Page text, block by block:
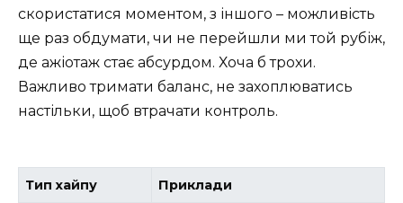
скористатися моментом, з іншого – можливість
ще раз обдумати, чи не перейшли ми той рубіж,
де ажіотаж стає абсурдом. Хоча б трохи.
Важливо тримати баланс, не захоплюватись
настільки, щоб втрачати контроль.
Тип хайпу Приклади